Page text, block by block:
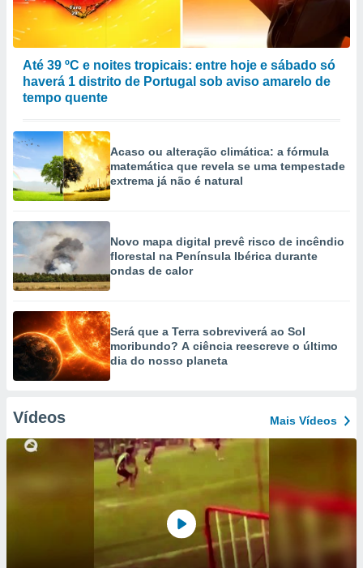
Até 39 ºC e noites tropicais: entre hoje e sábado só
haverá 1 distrito de Portugal sob aviso amarelo de
tempo quente
Acaso ou alteração climática: a fórmula
matemática que revela se uma tempestade
extrema já não é natural
Novo mapa digital prevê risco de incêndio
florestal na Península Ibérica durante
ondas de calor
Será que a Terra sobreviverá ao Sol
moribundo? A ciência reescreve o último
dia do nosso planeta
Vídeos Mais Vídeos